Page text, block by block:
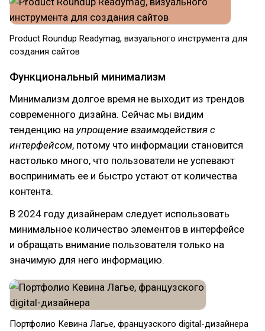
Product Roundup Readymag, визуального инструмента для
создания сайтов
Функциональный минимализм
Минимализм долгое время не выходит из трендов
современного дизайна. Сейчас мы видим
тенденцию на упрощение взаимодействия с
интерфейсом, потому что информации становится
настолько много, что пользователи не успевают
воспринимать ее и быстро устают от количества
контента.
В 2024 году дизайнерам следует использовать
минимальное количество элементов в интерфейсе
и обращать внимание пользователя только на
значимую для него информацию.
Портфолио Кевина Лагье, французского digital-дизайнера